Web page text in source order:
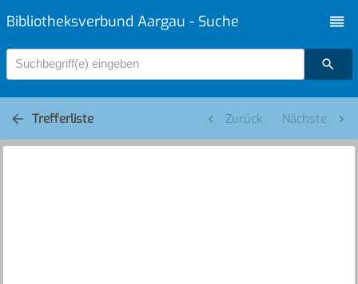
Bibliotheksverbund Aargau - Suche
Suchbegriff(e) eingeben
Trefferliste Zurück Nächste